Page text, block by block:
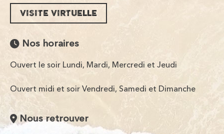
VISITE VIRTUELLE
Nos horaires
Ouvert le soir Lundi, Mardi, Mercredi et Jeudi
Ouvert midi et soir Vendredi, Samedi et Dimanche
Nous retrouver